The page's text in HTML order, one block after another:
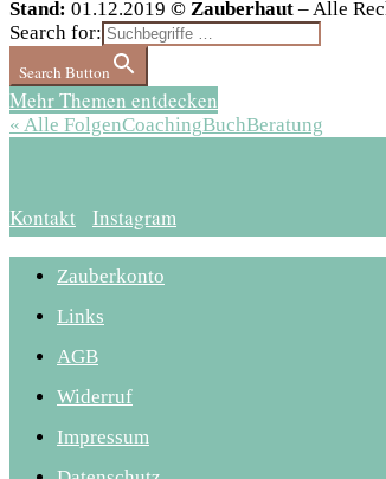
Stand: 01.12.2019 © Zauberhaut – Alle
Search for:
Search Button
Mehr Themen entdecken
« Alle FolgenCoachingBuchBeratung
Kontakt Instagram
Zauberkonto
Links
AGB
Widerruf
Impressum